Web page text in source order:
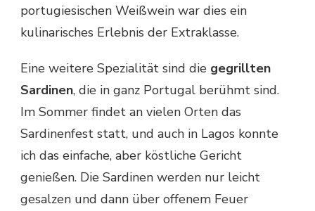
portugiesischen Weißwein war dies ein
kulinarisches Erlebnis der Extraklasse.
Eine weitere Spezialität sind die gegrillten
Sardinen, die in ganz Portugal berühmt sind.
Im Sommer findet an vielen Orten das
Sardinenfest statt, und auch in Lagos konnte
ich das einfache, aber köstliche Gericht
genießen. Die Sardinen werden nur leicht
gesalzen und dann über offenem Feuer